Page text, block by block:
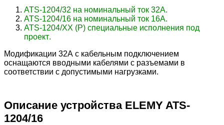
ATS-1204/32 на номинальный ток 32А.
ATS-1204/16 на номинальный ток 16А.
ATS-1204/ХХ (Р) специальные исполнения под
проект.
Модификации 32А с кабельным подключением
оснащаются вводными кабелями с разъемами в
соответствии с допустимыми нагрузками.
Описание устройства ELEMY ATS-
1204/16